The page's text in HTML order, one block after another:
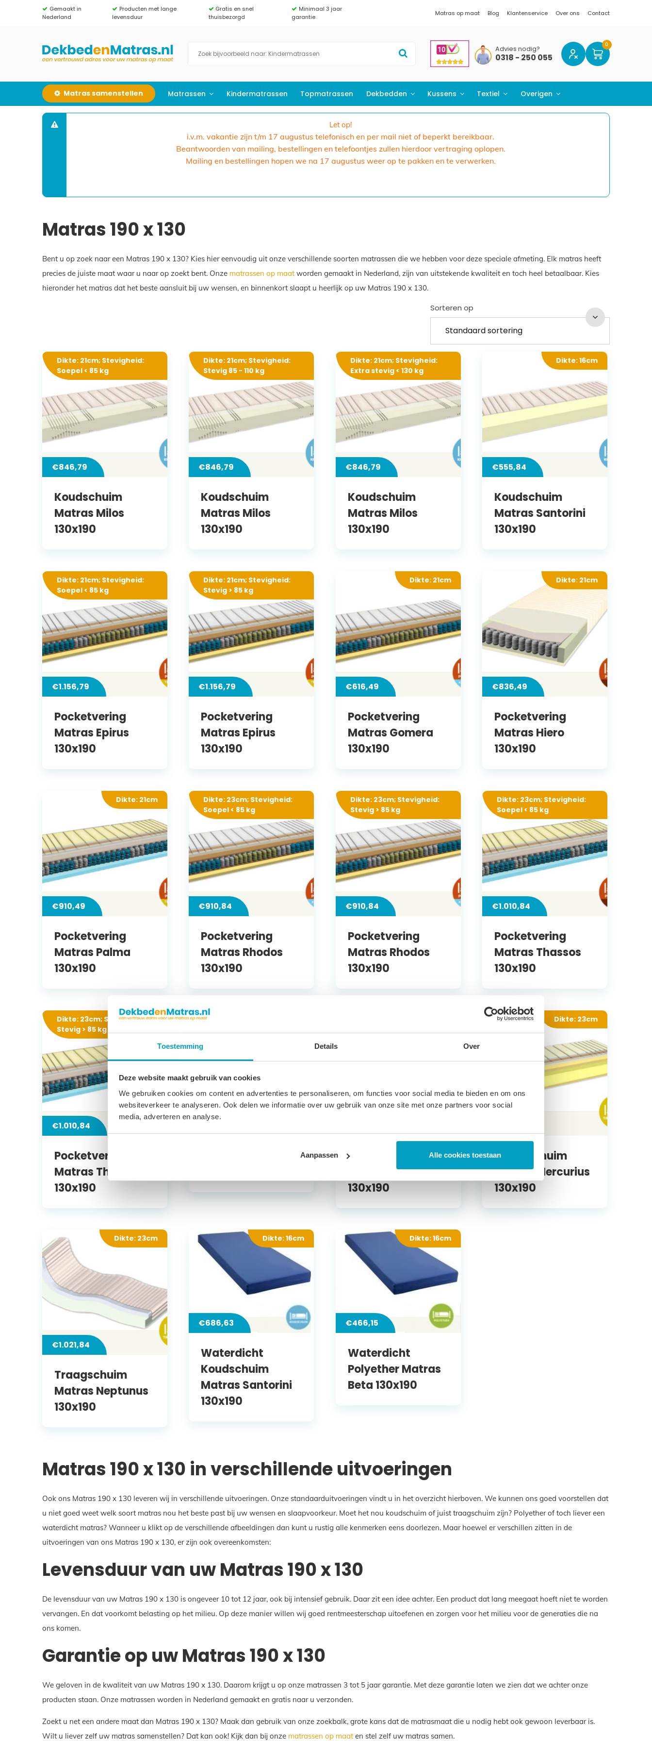
Toestemming Details Over
Deze website maakt gebruik van cookies
We gebruiken cookies om content en advertenties te personaliseren, om functies voor social media te bieden en om ons
websiteverkeer te analyseren. Ook delen we informatie over uw gebruik van onze site met onze partners voor social
media, adverteren en analyse.
Aanpassen Alle cookies toestaan
Gemaakt in
Nederland
Producten met lange
levensduur
Gratis en snel
thuisbezorgd
Minimaal 3 jaar
garantie
Matras op maat Blog Klantenservice Over ons Contact
Advies nodig?
0318 - 250 055
Matras samenstellen Matrassen Kindermatrassen Topmatrassen Dekbedden Kussens Textiel Overigen
Let op!
i.v.m. vakantie zijn t/m 17 augustus telefonisch en per mail niet of beperkt bereikbaar.
Beantwoorden van mailing, bestellingen en telefoontjes zullen hierdoor vertraging oplopen.
Mailing en bestellingen hopen we na 17 augustus weer op te pakken en te verwerken.
Matras 190 x 130
Bent u op zoek naar een Matras 190 x 130? Kies hier eenvoudig uit onze verschillende soorten matrassen die we hebben voor deze speciale afmeting. Elk matras heeft
precies de juiste maat waar u naar op zoekt bent. Onze matrassen op maat worden gemaakt in Nederland, zijn van uitstekende kwaliteit en toch heel betaalbaar. Kies
hieronder het matras dat het beste aansluit bij uw wensen, en binnenkort slaapt u heerlijk op uw Matras 190 x 130.
Sorteren op
Dikte: 21cm; Stevigheid:
Soepel < 85 kg
€846,79
Koudschuim
Matras Milos
130x190
Dikte: 21cm; Stevigheid:
Stevig 85 - 110 kg
€846,79
Koudschuim
Matras Milos
130x190
Dikte: 21cm; Stevigheid:
Extra stevig < 130 kg
€846,79
Koudschuim
Matras Milos
130x190
Dikte: 16cm
€555,84
Koudschuim
Matras Santorini
130x190
Dikte: 21cm; Stevigheid:
Soepel < 85 kg
€1.156,79
Pocketvering
Matras Epirus
130x190
Dikte: 21cm; Stevigheid:
Stevig > 85 kg
€1.156,79
Pocketvering
Matras Epirus
130x190
Dikte: 21cm
€616,49
Pocketvering
Matras Gomera
130x190
Dikte: 21cm
€836,49
Pocketvering
Matras Hiero
130x190
Dikte: 21cm
€910,49
Pocketvering
Matras Palma
130x190
Dikte: 23cm; Stevigheid:
Soepel < 85 kg
€910,84
Pocketvering
Matras Rhodos
130x190
Dikte: 23cm; Stevigheid:
Stevig > 85 kg
€910,84
Pocketvering
Matras Rhodos
130x190
Dikte: 23cm; Stevigheid:
Soepel < 85 kg
€1.010,84
Pocketvering
Matras Thassos
130x190
Dikte: 23cm; Stevigheid:
Stevig > 85 kg
€1.010,84
Pocketvering
Matras Thassos
130x190
Traagschuim
Matras Jupiter
130x190
Dikte: 23cm
Traagschuim
Matras Mercurius
130x190
Dikte: 23cm
€1.021,84
Traagschuim
Matras Neptunus
130x190
Dikte: 16cm
€686,63
Waterdicht
Koudschuim
Matras Santorini
130x190
Dikte: 16cm
€466,15
Waterdicht
Polyether Matras
Beta 130x190
Matras 190 x 130 in verschillende uitvoeringen
Ook ons Matras 190 x 130 leveren wij in verschillende uitvoeringen. Onze standaarduitvoeringen vindt u in het overzicht hierboven. We kunnen ons goed voorstellen dat
u niet goed weet welk soort matras nou het beste past bij uw wensen en slaapvoorkeur. Moet het nou koudschuim of juist traagschuim zijn? Polyether of toch liever een
waterdicht matras? Wanneer u klikt op de verschillende afbeeldingen dan kunt u rustig alle kenmerken eens doorlezen. Maar hoewel er verschillen zitten in de
uitvoeringen van ons Matras 190 x 130, er zijn ook overeenkomsten:
Levensduur van uw Matras 190 x 130
De levensduur van uw Matras 190 x 130 is ongeveer 10 tot 12 jaar, ook bij intensief gebruik. Daar zit een idee achter. Een product dat lang meegaat hoeft niet te worden
vervangen. En dat voorkomt belasting op het milieu. Op deze manier willen wij goed rentmeesterschap uitoefenen en zorgen voor het milieu voor de generaties die na
ons komen.
Garantie op uw Matras 190 x 130
We geloven in de kwaliteit van uw Matras 190 x 130. Daarom krijgt u op onze matrassen 3 tot 5 jaar garantie. Met deze garantie laten we zien dat we achter onze
producten staan. Onze matrassen worden in Nederland gemaakt en gratis naar u verzonden.
Zoekt u net een andere maat dan Matras 190 x 130? Maak dan gebruik van onze zoekbalk, grote kans dat de matrasmaat die u nodig hebt ook gewoon leverbaar is.
Wilt u liever zelf uw matras samenstellen? Dat kan ook! Kijk dan bij onze matrassen op maat en stel zelf uw matras samen.